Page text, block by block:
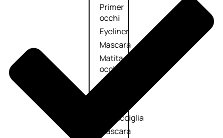
Primer
occhi
Eyeliner
Mascara
Matita
occhi
Antiocchiaie
sopracciglia
Mascara